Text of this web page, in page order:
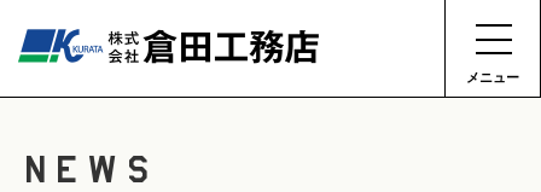
メニュー
NEWS